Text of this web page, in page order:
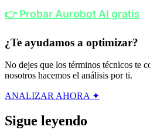
👉 Probar Aurobot AI gratis
¿Te ayudamos a optimizar?
No dejes que los términos técnicos te
nosotros hacemos el análisis por ti.
ANALIZAR AHORA ✦
Sigue leyendo